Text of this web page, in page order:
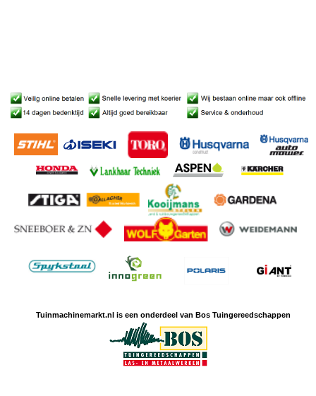
Tuinmachinemarkt.nl is een onderdeel van Bos Tuingereedschappen